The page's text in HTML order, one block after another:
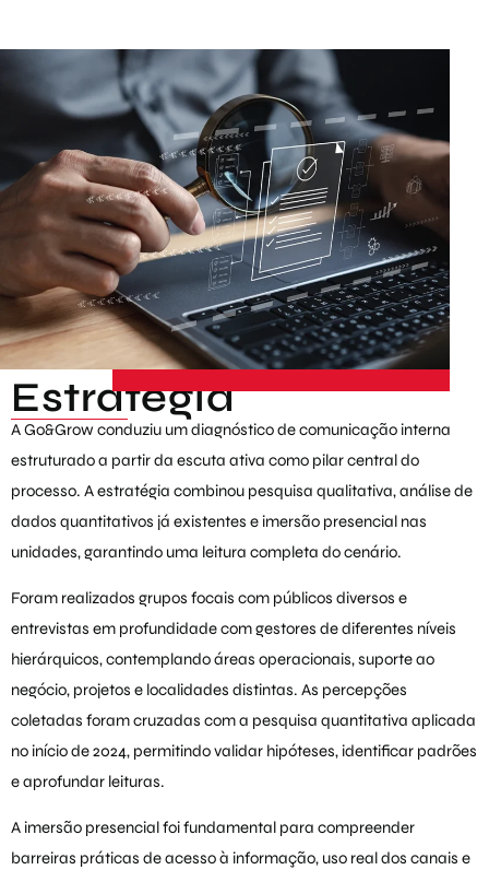
Estratégia
A Go&Grow conduziu um diagnóstico de comunicação interna
estruturado a partir da escuta ativa como pilar central do
processo. A estratégia combinou pesquisa qualitativa, análise de
dados quantitativos já existentes e imersão presencial nas
unidades, garantindo uma leitura completa do cenário.
Foram realizados grupos focais com públicos diversos e
entrevistas em profundidade com gestores de diferentes níveis
hierárquicos, contemplando áreas operacionais, suporte ao
negócio, projetos e localidades distintas. As percepções
coletadas foram cruzadas com a pesquisa quantitativa aplicada
no início de 2024, permitindo validar hipóteses, identificar padrões
e aprofundar leituras.
A imersão presencial foi fundamental para compreender
barreiras práticas de acesso à informação, uso real dos canais e